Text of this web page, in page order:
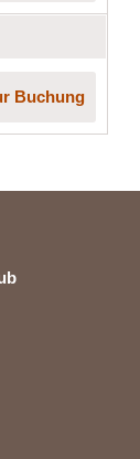
Buchung